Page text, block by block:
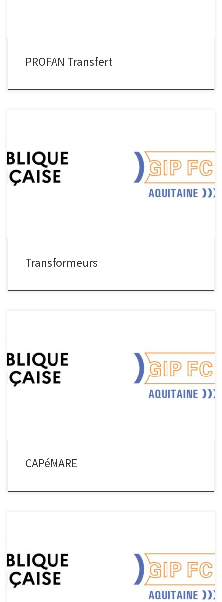
PROFAN Transfert
Transformeurs Transformeurs Projet d’envergure nationale porté
par l’Union des Transports Publics et Ferroviaires (UTPF),
TRANSFORMEURS a pour objectif de répondre aux besoins en
emplois et en compétences dans la filière du transport ferroviaire,
urbain et interurbain, via : La création et la transformation de
formations, La création de dispositifs innovants, […]
Transformeurs
CAPéMARE CAPéMARE Projet d’envergure régionale porté par La
Rochelle Université, CAmpus Professionnel des énergies MArines
REnouvelables (CAPéMARE) a pour objectif de répondre aux
besoins en emplois et en compétences dans la filière des
énergies marines renouvelables, via : La création d’un master
EOLE (environnement marin et sciences de l’ingénieur), La […]
CAPéMARE
l’objet d’une prise de conscience forte.Projet d’envergure
régionale porté par Prof en Poche, VERDINUM a pour objectif de
répondre aux besoins encompétences dans la filière du
numérique via : – La sensibilisation dès le secondaire au
verdissement numérique,– Sensibilisation des entreprises et